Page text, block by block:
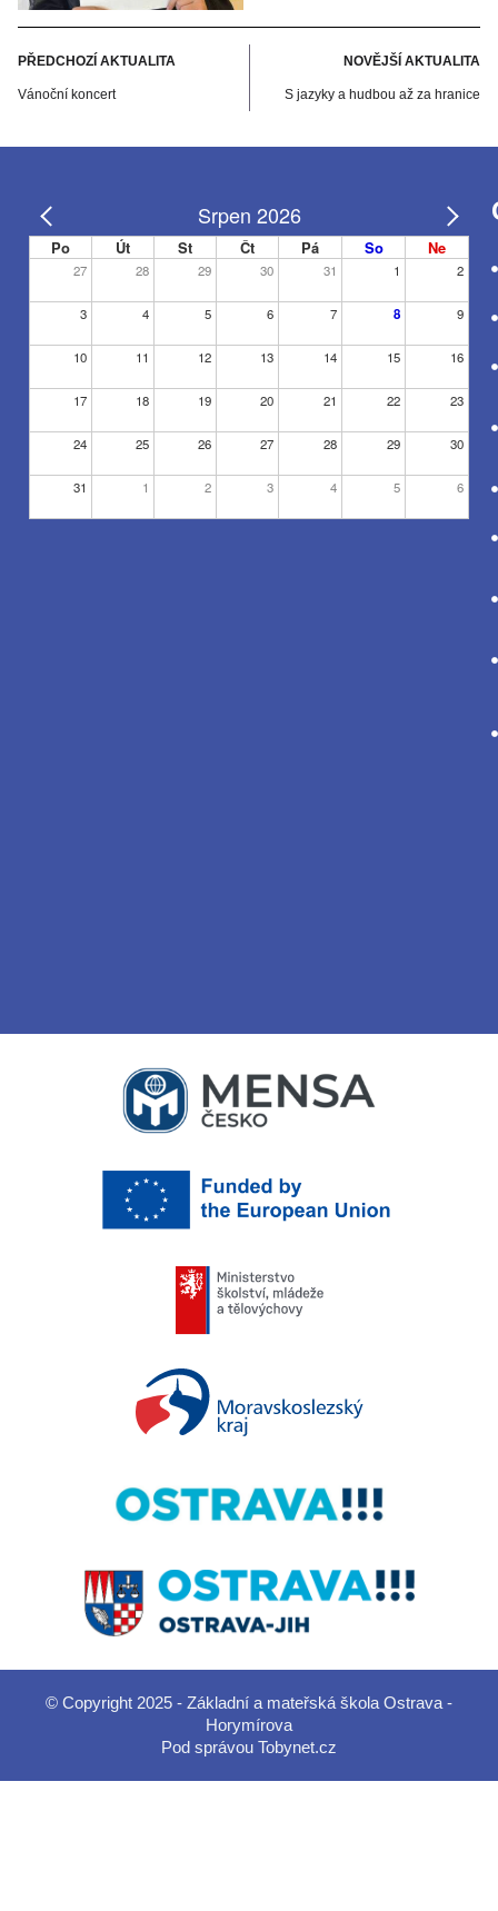
PŘEDCHOZÍ AKTUALITA
Vánoční koncert
NOVĚJŠÍ AKTUALITA
S jazyky a hudbou až za hranice
Srpen 2026
Po Út St Čt Pá So Ne
27 28 29 30 31 1 2
3 4 5 6 7 8 9
10 11 12 13 14 15 16
17 18 19 20 21 22 23
24 25 26 27 28 29 30
31 1 2 3 4 5 6
© Copyright 2025 - Základní a mateřská škola Ostrava -
Horymírova
Pod správou Tobynet.cz